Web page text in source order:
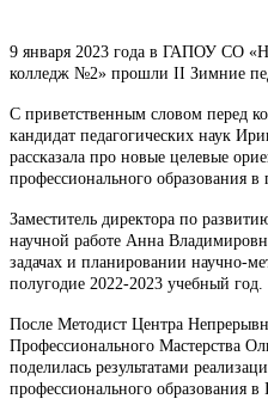
9 января 2023 года в ГАПОУ СО
колледж №2» прошли II Зимние
С приветственным словом перед
кандидат педагогических наук
рассказала про новые целевые
профессионального образования в
Заместитель директора по
научной работе Анна
задачах и планировании научно-
полугодие 2022-2023 учебный год.
После Методист Центра
Профессионального Мастерства
поделилась результатами
профессионального образования